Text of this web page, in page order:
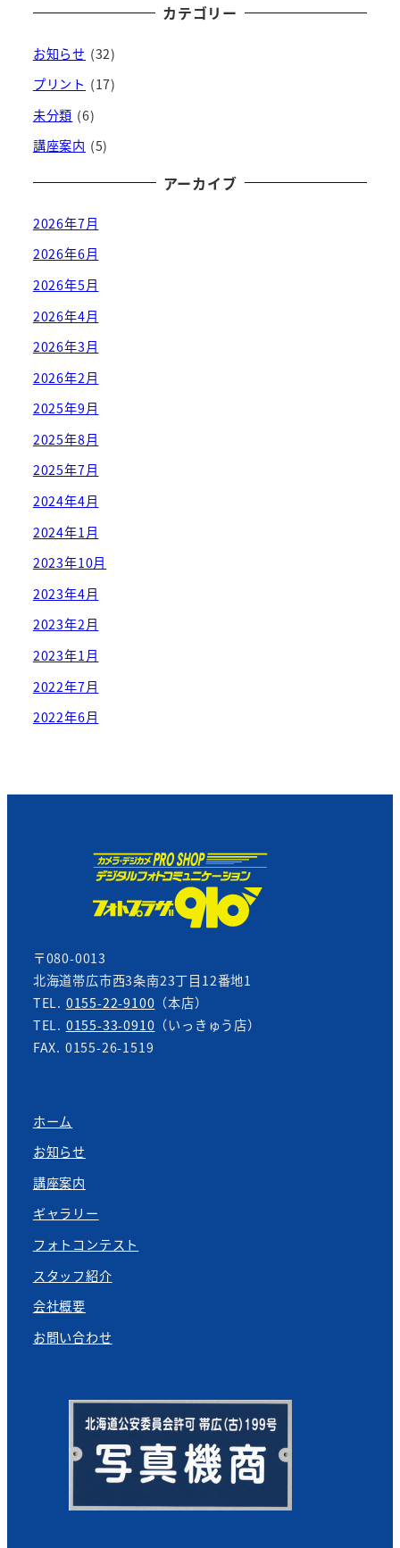
カテゴリー
お知らせ (32)
プリント (17)
未分類 (6)
講座案内 (5)
アーカイブ
2026年7月
2026年6月
2026年5月
2026年4月
2026年3月
2026年2月
2025年9月
2025年8月
2025年7月
2024年4月
2024年1月
2023年10月
2023年4月
2023年2月
2023年1月
2022年7月
2022年6月
〒080-0013
北海道帯広市西3条南23丁目12番地1
TEL. 0155-22-9100 （本店）
TEL. 0155-33-0910 （いっきゅう店）
FAX. 0155-26-1519
ホーム
お知らせ
講座案内
ギャラリー
フォトコンテスト
スタッフ紹介
会社概要
お問い合わせ